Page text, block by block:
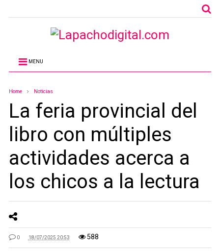
MENU
Home Noticias
La feria provincial del
libro con múltiples
actividades acerca a
los chicos a la lectura
0 18/07/2025 20:53 588